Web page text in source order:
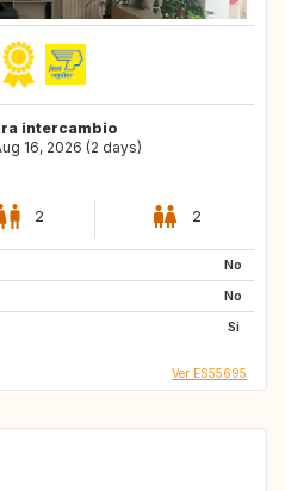
intercambio
16, 2026 (2 days)
2 2
No
No
Si
Ver ES55695